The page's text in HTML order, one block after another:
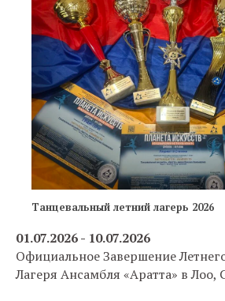
Танцевальный летний лагерь 2026
01.07.2026 - 10.07.2026
Официальное Завершение
Лагеря Ансамбля «Аратта» в Лоо,